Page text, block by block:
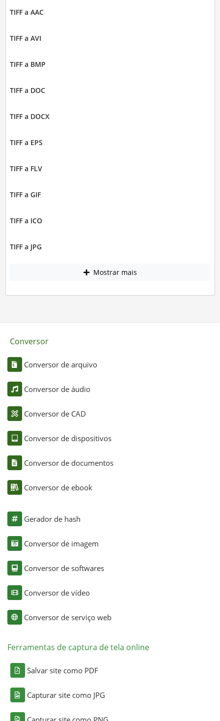
TIFF a AAC
TIFF a AVI
TIFF a BMP
TIFF a DOC
TIFF a DOCX
TIFF a EPS
TIFF a FLV
TIFF a GIF
TIFF a ICO
TIFF a JPG
Mostrar mais
Conversor
Conversor de arquivo
Conversor de áudio
Conversor de CAD
Conversor de dispositivos
Conversor de documentos
Conversor de ebook
Gerador de hash
Conversor de imagem
Conversor de softwares
Conversor de vídeo
Conversor de serviço web
Ferramentas de captura de tela online
Salvar site como PDF
Capturar site como JPG